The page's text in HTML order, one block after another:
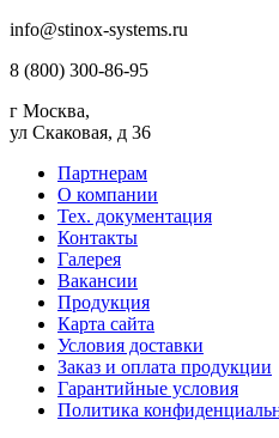
info@stinox-systems.ru
8 (800) 300-86-95
г Москва,
ул Скаковая, д 36
Партнерам
О компании
Тех. документация
Контакты
Галерея
Вакансии
Продукция
Карта сайта
Условия доставки
Заказ и оплата продукции
Гарантийные условия
Политика